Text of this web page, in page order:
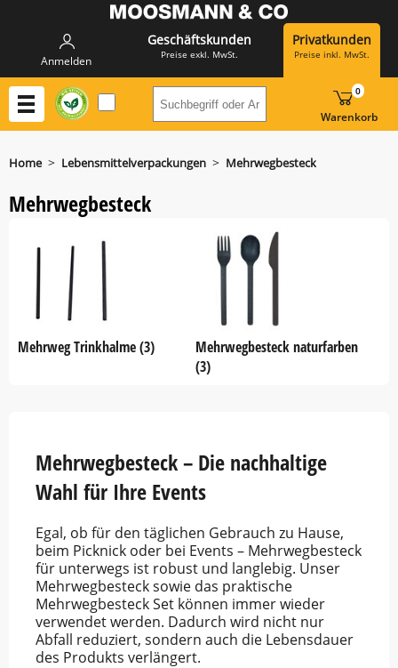
Anmelden
Geschäftskunden
Preise exkl. MwSt.
Privatkunden
Preise inkl. MwSt.
Suchbegriff oder Artikelnummer
Warenkorb
0
Home > Lebensmittelverpackungen > Mehrwegbesteck
Mehrwegbesteck
Mehrweg Trinkhalme (3)
Mehrwegbesteck naturfarben
(3)
Mehrwegbesteck – Die nachhaltige
Wahl für Ihre Events
Egal, ob für den täglichen Gebrauch zu Hause,
beim Picknick oder bei Events – Mehrwegbesteck
für unterwegs ist robust und langlebig. Unser
Mehrwegbesteck sowie das praktische
Mehrwegbesteck Set können immer wieder
verwendet werden. Dadurch wird nicht nur
Abfall reduziert, sondern auch die Lebensdauer
des Produkts verlängert.